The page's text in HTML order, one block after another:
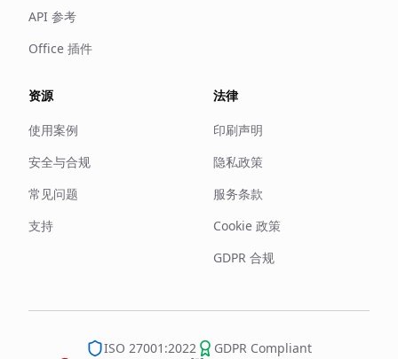
API 参考
Office 插件
资源
使用案例
安全与合规
常见问题
支持
法律
印刷声明
隐私政策
服务条款
Cookie 政策
GDPR 合规
ISO 27001:2022
GDPR Compliant